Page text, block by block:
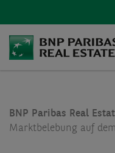
BNP Paribas Real
Marktbelebung auf